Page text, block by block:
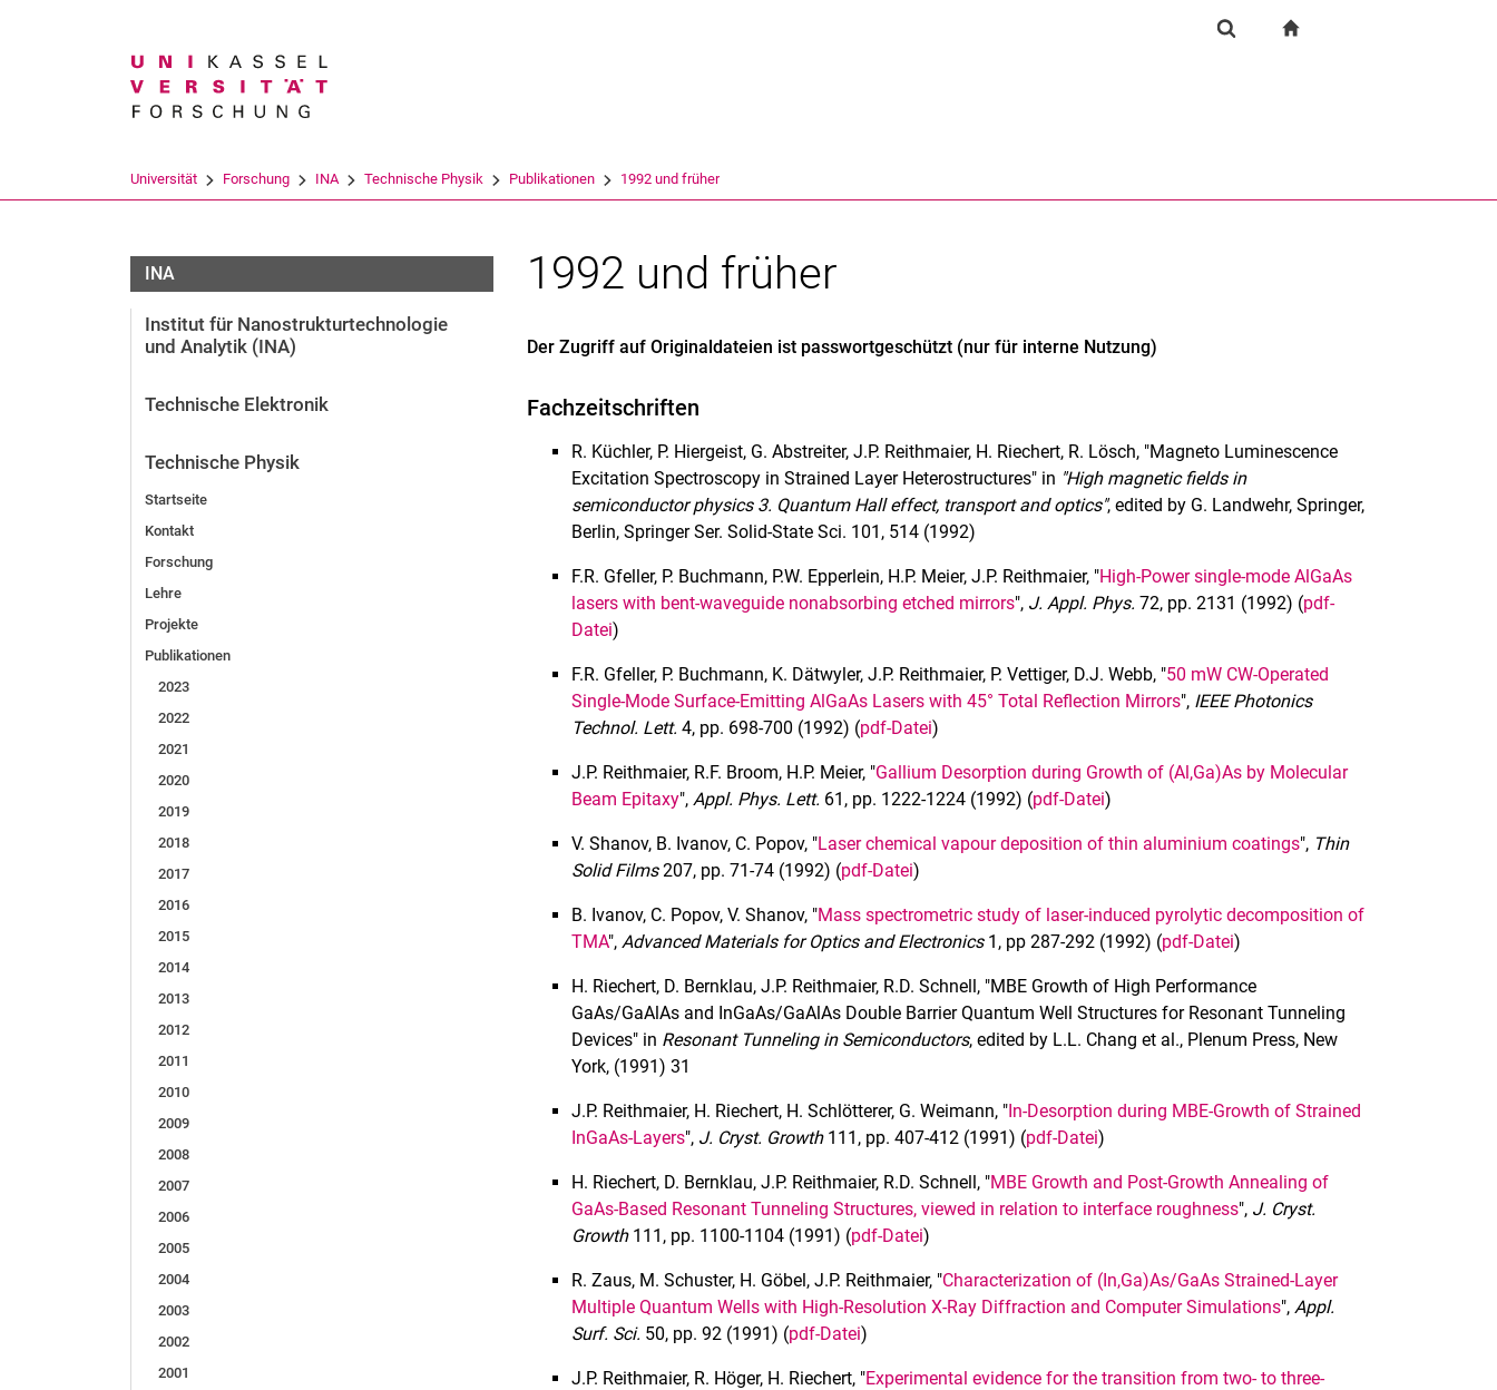
Universität Forschung INA Technische Physik Publikationen 1992 und früher
INA
Institut für Nanostrukturtechnologie
und Analytik (INA)
Technische Elektronik
Technische Physik
Startseite
Kontakt
Forschung
Lehre
Projekte
Publikationen
2023
2022
2021
2020
2019
2018
2017
2016
2015
2014
2013
2012
2011
2010
2009
2008
2007
2006
2005
2004
2003
2002
2001
1992 und früher
Der Zugriff auf Originaldateien ist passwortgeschützt (nur für interne Nutzung)
Fachzeitschriften
R. Küchler, P. Hiergeist, G. Abstreiter, J.P. Reithmaier, H. Riechert, R. Lösch, "Magneto Luminescence
Excitation Spectroscopy in Strained Layer Heterostructures" in "High magnetic fields in
semiconductor physics 3. Quantum Hall effect, transport and optics", edited by G. Landwehr, Springer,
Berlin, Springer Ser. Solid-State Sci. 101, 514 (1992)
F.R. Gfeller, P. Buchmann, P.W. Epperlein, H.P. Meier, J.P. Reithmaier, "High-Power single-mode AlGaAs
lasers with bent-waveguide nonabsorbing etched mirrors", J. Appl. Phys. 72, pp. 2131 (1992) (pdf-
Datei)
F.R. Gfeller, P. Buchmann, K. Dätwyler, J.P. Reithmaier, P. Vettiger, D.J. Webb, "50 mW CW-Operated
Single-Mode Surface-Emitting AlGaAs Lasers with 45° Total Reflection Mirrors", IEEE Photonics
Technol. Lett. 4, pp. 698-700 (1992) (pdf-Datei)
J.P. Reithmaier, R.F. Broom, H.P. Meier, "Gallium Desorption during Growth of (Al,Ga)As by Molecular
Beam Epitaxy", Appl. Phys. Lett. 61, pp. 1222-1224 (1992) (pdf-Datei)
V. Shanov, B. Ivanov, C. Popov, "Laser chemical vapour deposition of thin aluminium coatings", Thin
Solid Films207, pp. 71-74 (1992) (pdf-Datei)
B. Ivanov, C. Popov, V. Shanov, "Mass spectrometric study of laser-induced pyrolytic decomposition of
TMA",Advanced Materials for Optics and Electronics1, pp 287-292 (1992) (pdf-Datei)
H. Riechert, D. Bernklau, J.P. Reithmaier, R.D. Schnell, "MBE Growth of High Performance
GaAs/GaAlAs and InGaAs/GaAlAs Double Barrier Quantum Well Structures for Resonant Tunneling
Devices" in Resonant Tunneling in Semiconductors, edited by L.L. Chang et al., Plenum Press, New
York, (1991) 31
J.P. Reithmaier, H. Riechert, H. Schlötterer, G. Weimann, "In-Desorption during MBE-Growth of Strained
InGaAs-Layers", J. Cryst. Growth111, pp. 407-412 (1991) (pdf-Datei)
H. Riechert, D. Bernklau, J.P. Reithmaier, R.D. Schnell, "MBE Growth and Post-Growth Annealing of
GaAs-Based Resonant Tunneling Structures, viewed in relation to interface roughness", J. Cryst.
Growth111, pp. 1100-1104 (1991) (pdf-Datei)
R. Zaus, M. Schuster, H. Göbel, J.P. Reithmaier, "Characterization of (In,Ga)As/GaAs Strained-Layer
Multiple Quantum Wells with High-Resolution X-Ray Diffraction and Computer Simulations",Appl.
Surf. Sci. 50, pp. 92 (1991) (pdf-Datei)
J.P. Reithmaier, R. Höger, H. Riechert, "Experimental evidence for the transition from two- to three-